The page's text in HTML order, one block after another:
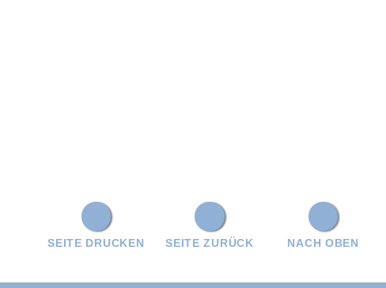
NACH OBEN
SEITE ZURÜCK
SEITE DRUCKEN